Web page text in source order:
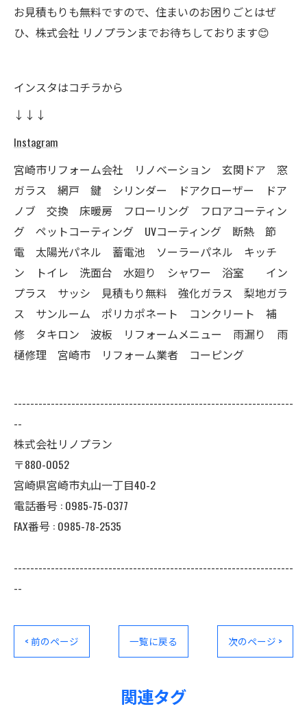
お見積もりも無料ですので、住まいのお困りごとはぜ
ひ、株式会社 リノプランまでお待ちしております😊
インスタはコチラから
↓↓↓
Instagram
宮崎市リフォーム会社 リノベーション 玄関ドア 窓
ガラス 網戸 鍵 シリンダー ドアクローザー ドア
ノブ 交換 床暖房 フローリング フロアコーティン
グ ペットコーティング UVコーティング 断熱 節
電 太陽光パネル 蓄電池 ソーラーパネル キッチ
ン トイレ 洗面台 水廻り シャワー 浴室 イン
プラス サッシ 見積もり無料 強化ガラス 梨地ガラ
ス サンルーム ポリカポネート コンクリート 補
修 タキロン 波板 リフォームメニュー 雨漏り 雨
樋修理 宮崎市 リフォーム業者 コーピング
--------------------------------------------------------------------
--
株式会社リノプラン
〒880-0052
宮崎県宮崎市丸山一丁目40-2
電話番号 : 0985-75-0377
FAX番号 : 0985-78-2535
--------------------------------------------------------------------
--
< 前のページ 一覧に戻る 次のページ >
関連タグ